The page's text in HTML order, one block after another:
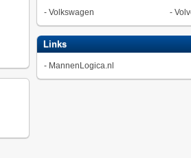
- Volkswagen -
Links
- MannenLogica.nl